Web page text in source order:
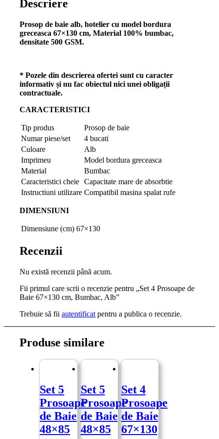
Descriere
Prosop de baie alb, hotelier cu model bordura
greceasca 67×130 cm, Material 100% bumbac,
densitate 500 GSM.
* Pozele din descrierea ofertei sunt cu caracter
informativ și nu fac obiectul nici unei obligații
contractuale.
CARACTERISTICI
Tip produs
Prosop de baie
Numar piese/set
4 bucati
Culoare
Alb
Imprimeu
Model bordura greceasca
Material
Bumbac
Caracteristici cheie
Capacitate mare de absorbtie
Instructiuni utilizare Compatibil masina spalat rufe
DIMENSIUNI
Dimensiune (cm) 67×130
Recenzii
Nu există recenzii până acum.
Fii primul care scrii o recenzie pentru „Set 4 Prosoape de
Baie 67×130 cm, Bumbac, Alb”
Trebuie să fiiautentificat pentru a publica o recenzie.
Produse similare
Set 5
Prosoape
de Baie
48×85
Set 5
Prosoape
de Baie
48×85
Set 4
Prosoape
de Baie
67×130